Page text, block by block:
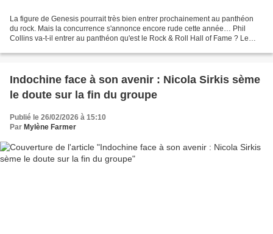
La figure de Genesis pourrait très bien entrer prochainement au panthéon
du rock. Mais la concurrence s'annonce encore rude cette année… Phil
Collins va-t-il entrer au panthéon qu'est le Rock & Roll Hall of Fame ? Le
Indochine face à son avenir : Nicola Sirkis sème
le doute sur la fin du groupe
Publié le 26/02/2026 à 15:10
Par Mylène Farmer